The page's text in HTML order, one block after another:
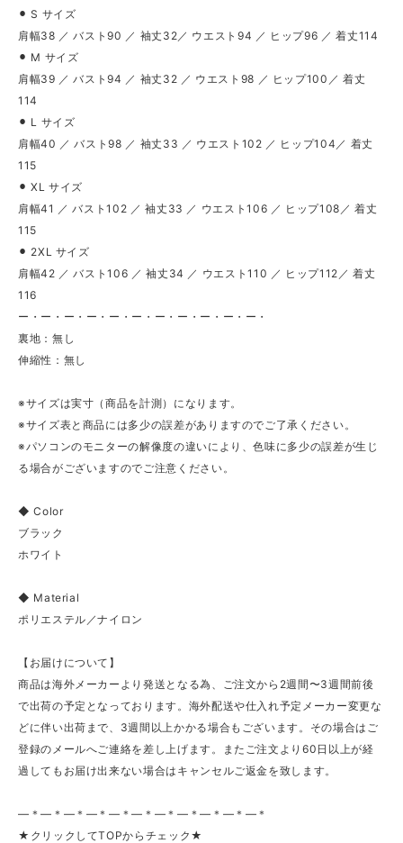
⚫︎ S サイズ
肩幅38 ／ バスト90 ／ 袖丈32／ ウエスト94 ／ ヒップ96 ／ 着丈114
⚫︎ M サイズ
肩幅39 ／ バスト94 ／ 袖丈32 ／ ウエスト98 ／ ヒップ100／ 着丈
114
⚫︎ L サイズ
肩幅40 ／ バスト98 ／ 袖丈33 ／ ウエスト102 ／ ヒップ104／ 着丈
115
⚫︎ XL サイズ
肩幅41 ／ バスト102 ／ 袖丈33 ／ ウエスト106 ／ ヒップ108／ 着丈
115
⚫︎ 2XL サイズ
肩幅42 ／ バスト106 ／ 袖丈34 ／ ウエスト110 ／ ヒップ112／ 着丈
116
ー・ー・ー・ー・ー・ー・ー・ー・ー・ー・ー・
裏地：無し
伸縮性：無し
※サイズは実寸（商品を計測）になります。
※サイズ表と商品には多少の誤差がありますのでご了承ください。
※パソコンのモニターの解像度の違いにより、色味に多少の誤差が生じ
る場合がございますのでご注意ください。
◆ Color
ブラック
ホワイト
◆ Material
ポリエステル／ナイロン
【お届けについて】
商品は海外メーカーより発送となる為、ご注文から2週間〜3週間前後
で出荷の予定となっております。海外配送や仕入れ予定メーカー変更な
どに伴い出荷まで、3週間以上かかる場合もございます。その場合はご
登録のメールへご連絡を差し上げます。またご注文より60日以上が経
過してもお届け出来ない場合はキャンセルご返金を致します。
—＊—＊—＊—＊—＊—＊—＊—＊—＊—＊—＊
★クリックしてTOPからチェック★